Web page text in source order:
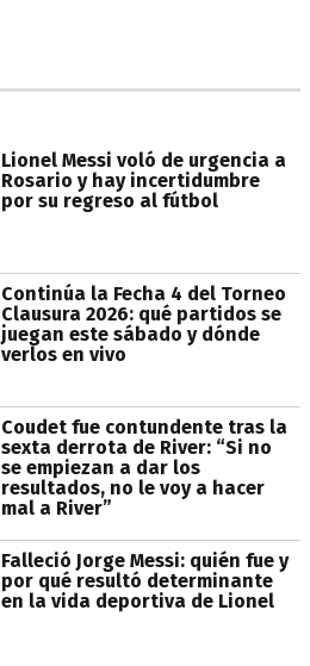
Lionel Messi voló de urgencia a
Rosario y hay incertidumbre
por su regreso al fútbol
Continúa la Fecha 4 del Torneo
Clausura 2026: qué partidos se
juegan este sábado y dónde
verlos en vivo
Coudet fue contundente tras la
sexta derrota de River: “Si no
se empiezan a dar los
resultados, no le voy a hacer
mal a River”
Falleció Jorge Messi: quién fue y
por qué resultó determinante
en la vida deportiva de Lionel